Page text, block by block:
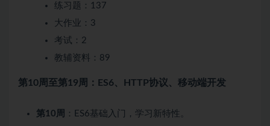
练习题：137
大作业：3
考试：2
教辅资料：89
第10周至第19周：ES6、HTTP协议、移动端开发
第10周
：ES6基础入门，学习新特性。